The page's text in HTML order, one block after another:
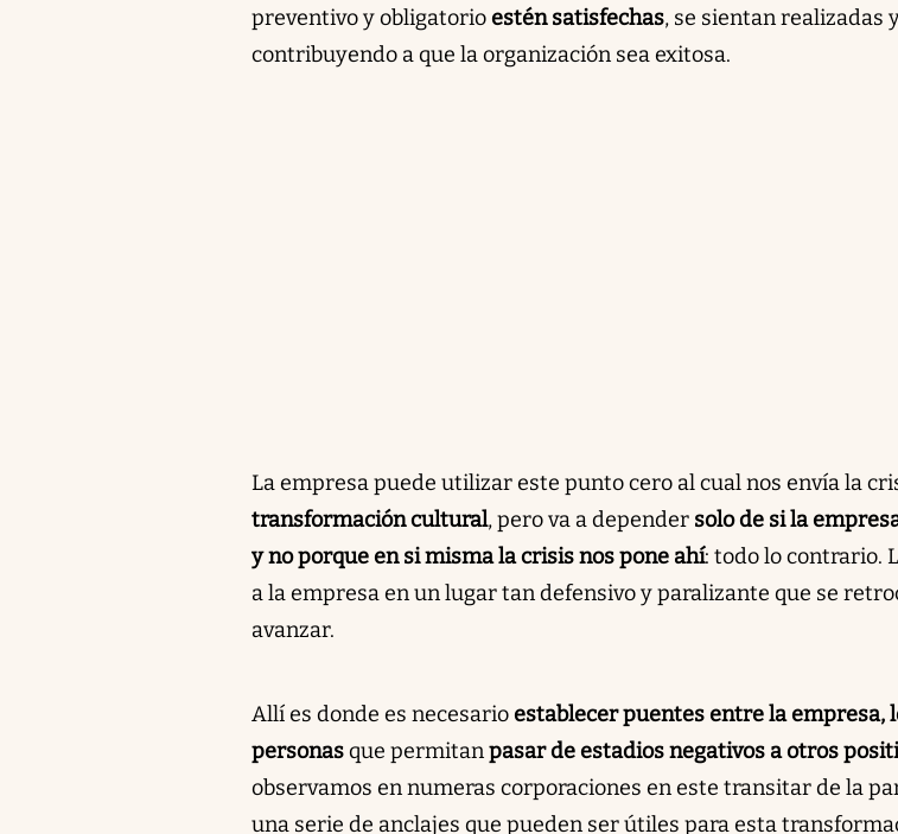
preventivo y obligatorio estén satisfechas, se sientan realizadas
contribuyendo a que la organización sea exitosa.
La empresa puede utilizar este punto cero al cual nos envía la
transformación cultural, pero va a depender solo de si la
y no porque en si misma la crisis nos pone ahí: todo lo contrario.
a la empresa en un lugar tan defensivo y paralizante que se
avanzar.
Allí es donde es necesario establecer puentes entre la empresa,
personasque permitanpasar de estadios negativos a otros
observamos en numeras corporaciones en este transitar de la
una serie de anclajes que pueden ser útiles para esta